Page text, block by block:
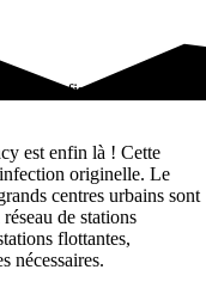
est enfin là ! Cette
est enfin là ! Cette
originelle. Le
centres urbains sont
de stations
flottantes,
nécessaires.